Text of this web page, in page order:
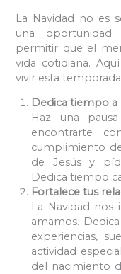
La Navidad no es
una oportunidad
permitir que el
vida cotidiana.
vivir esta
Dedica tiempo a
Haz una
encontrarte
cumplimiento
de Jesús y
Dedica tiempo
Fortalece tus
La Navidad nos
amamos.
experiencias,
actividad
del nacimiento